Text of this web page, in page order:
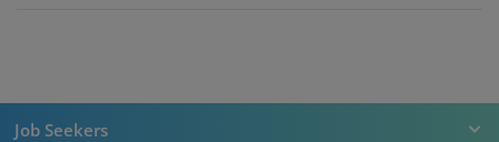
Job Seekers